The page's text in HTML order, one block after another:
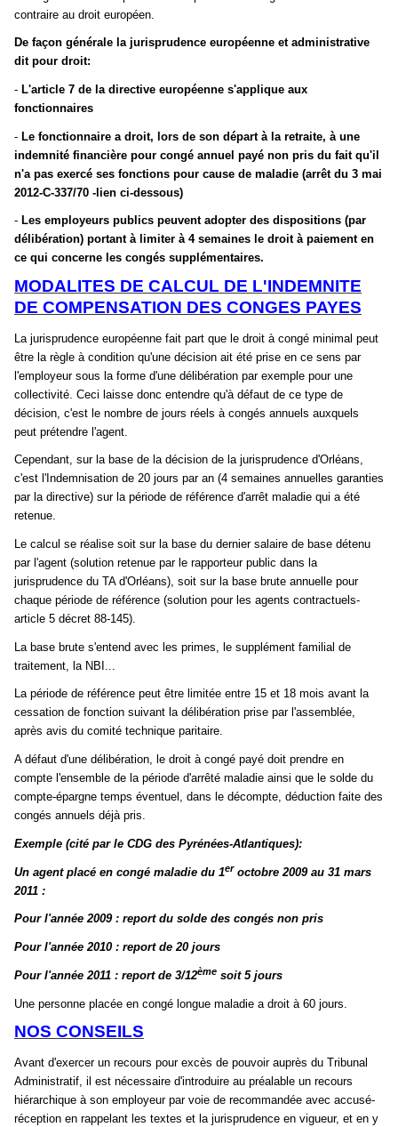
contraire au droit européen.
De façon générale la jurisprudence européenne et administrative
dit pour droit:
- L'article 7 de la directive européenne s'applique aux
fonctionnaires
- Le fonctionnaire a droit, lors de son départ à la retraite, à une
indemnité financière pour congé annuel payé non pris du fait qu'il
n'a pas exercé ses fonctions pour cause de maladie (arrêt du 3 mai
2012-C-337/70 -lien ci-dessous)
- Les employeurs publics peuvent adopter des dispositions (par
délibération) portant à limiter à 4 semaines le droit à paiement en
ce qui concerne les congés supplémentaires.
MODALITES DE CALCUL DE L'INDEMNITE
DE COMPENSATION DES CONGES PAYES
La jurisprudence européenne fait part que le droit à congé minimal peut
être la règle à condition qu'une décision ait été prise en ce sens par
l'employeur sous la forme d'une délibération par exemple pour une
collectivité. Ceci laisse donc entendre qu'à défaut de ce type de
décision, c'est le nombre de jours réels à congés annuels auxquels
peut prétendre l'agent.
Cependant, sur la base de la décision de la jurisprudence d'Orléans,
c'est l'Indemnisation de 20 jours par an (4 semaines annuelles garanties
par la directive) sur la période de référence d'arrêt maladie qui a été
retenue.
Le calcul se réalise soit sur la base du dernier salaire de base détenu
par l'agent (solution retenue par le rapporteur public dans la
jurisprudence du TA d'Orléans), soit sur la base brute annuelle pour
chaque période de référence (solution pour les agents contractuels-
article 5 décret 88-145).
La base brute s'entend avec les primes, le supplément familial de
traitement, la NBI...
La période de référence peut être limitée entre 15 et 18 mois avant la
cessation de fonction suivant la délibération prise par l'assemblée,
après avis du comité technique paritaire.
A défaut d'une délibération, le droit à congé payé doit prendre en
compte l'ensemble de la période d'arrêté maladie ainsi que le solde du
compte-épargne temps éventuel, dans le décompte, déduction faite des
congés annuels déjà pris.
Exemple (cité par le CDG des Pyrénées-Atlantiques):
Un agent placé en congé maladie du 1eroctobre 2009 au 31 mars
2011 :
Pour l'année 2009 : report du solde des congés non pris
Pour l'année 2010 : report de 20 jours
Pour l'année 2011 : report de 3/12ème soit 5 jours
Une personne placée en congé longue maladie a droit à 60 jours.
NOS CONSEILS
Avant d'exercer un recours pour excès de pouvoir auprès du Tribunal
Administratif, il est nécessaire d'introduire au préalable un recours
hiérarchique à son employeur par voie de recommandée avec accusé-
réception en rappelant les textes et la jurisprudence en vigueur, et en y